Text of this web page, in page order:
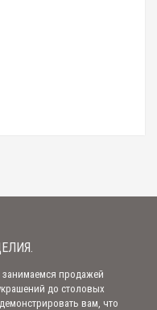
продажей
до столовых
вам, что